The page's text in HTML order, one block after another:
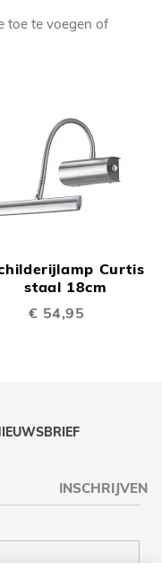
toe te voegen of
Curtis
staal 18cm
€ 54,95
INSCHRIJVEN